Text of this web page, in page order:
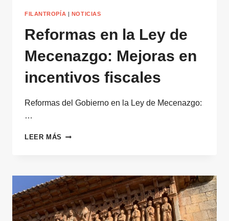
FILANTROPÍA NOTICIAS
Reformas en la Ley de
Mecenazgo: Mejoras en
incentivos fiscales
Reformas del Gobierno en la Ley de Mecenazgo:
…
LEER MÁS REFORMAS
DE
MECENAZGO:
MEJORAS
EN
INCENTIVOS